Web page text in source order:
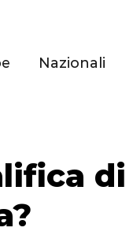
Nazionali
di